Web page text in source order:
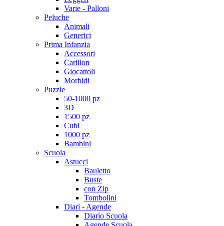
Varie - Palloni
Peluche
Animali
Generici
Prima Infanzia
Accessori
Carillon
Giocattoli
Morbidi
Puzzle
50-1000 pz
3D
1500 pz
Cubi
1000 pz
Bambini
Scuola
Astucci
Bauletto
Buste
con Zip
Tombolini
Diari - Agende
Diario Scuola